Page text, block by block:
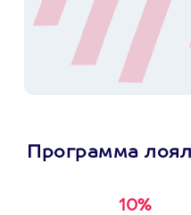
Программа
10%